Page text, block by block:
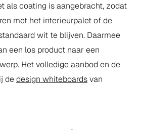
als coating is aangebracht, zodat
met het interieurpalet of de
wit te blijven. Daarmee
een los product naar een
Het volledige aanbod en de
dedesign whiteboardsvan